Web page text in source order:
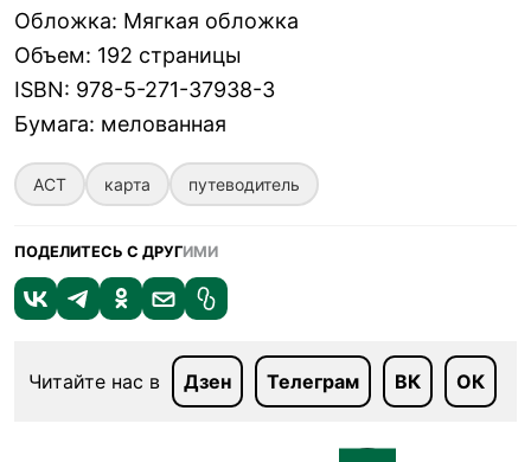
Обложка: Мягкая обложка
Объем: 192 страницы
ISBN: 978-5-271-37938-3
Бумага: мелованная
АСТ карта путеводитель
ПОДЕЛИТЕСЬ С ДРУГИМИ
Читайте нас в Дзен Телеграм ВК ОК